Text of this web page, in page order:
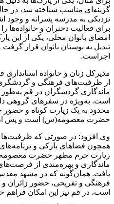
گزینه‌ای مناسب شناخته شد، در
نزدیکی به مدرسه پسرانه و وجود
برای فعالیت دختران و خانواده‌ها
امضای بانوان محلی، یکی از این
تبدیل به بوستان بانوان قرار
اجراست.
مدیرکل زنان و خانواده استانداری
از ظرفیت‌های فرهنگی و
است. به‌ویژه در سفرهای گروهی
محدود به یک زیارت کوتاه و حضور
حضرت معصومه(س) است و پس از
وی افزود: در صورتی که
همچون فضاهای پارکی و
زیارت حرم مطهر حضرت معصومه
ماندگاری و بهره‌مندی از
یافت. همان‌گونه که در مشهد
فرهنگی و تفریحی، حضور زائران
است، در قم نیز این امکان فراهم